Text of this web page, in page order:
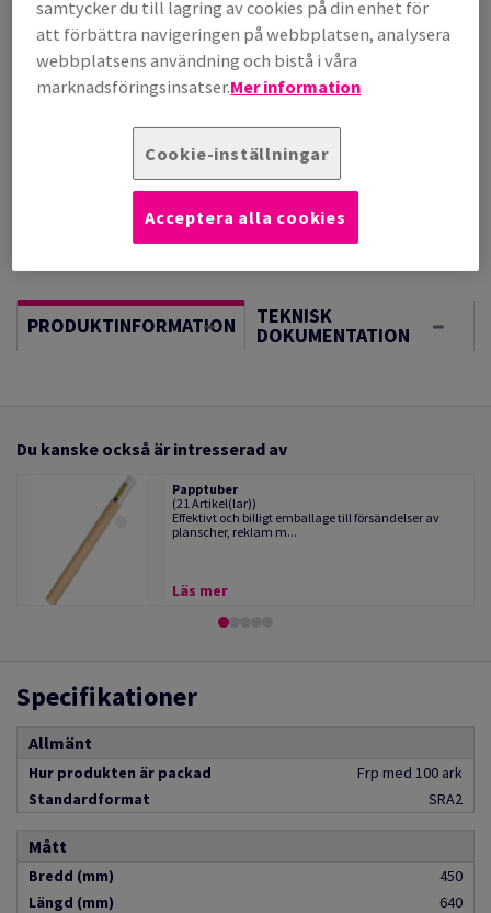
(72,0 kg )
I LAGER
Vägledning om enheter
PRODUKTINFORMATION TEKNISK
DOKUMENTATION
Du kanske också är intresserad av
Papptuber
(21 Artikel(lar))
Effektivt och billigt emballage till försändelser av
planscher, reklam m...
Läs mer
Specifikationer
Allmänt
Hur produkten är packad
Frp med 100 ark
Standardformat
SRA2
Mått
Bredd (mm)
450
Längd (mm)
640
samtycker du till lagring av cookies på din enhet för
att förbättra navigeringen på webbplatsen, analysera
webbplatsens användning och bistå i våra
marknadsföringsinsatser.Mer information
Cookie-inställningar
Acceptera alla cookies